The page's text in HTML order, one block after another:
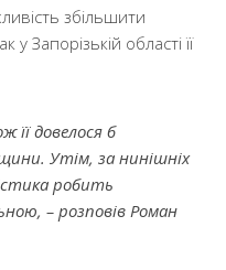
збільшити
Запорізькій області її
її довелося б
Утім, за нинішніх
робить
– розповів Роман